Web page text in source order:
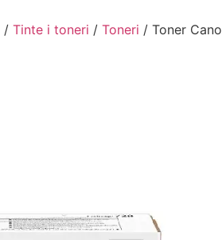
/ Tinte i toneri / Toneri / Toner